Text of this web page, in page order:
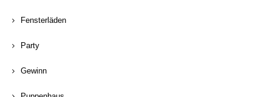
Fensterläden
Party
Gewinn